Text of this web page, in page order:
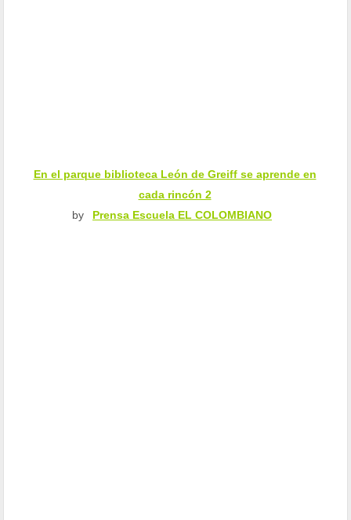
En el parque biblioteca León de Greiff se aprende en
cada rincón 2
by
Prensa Escuela EL COLOMBIANO